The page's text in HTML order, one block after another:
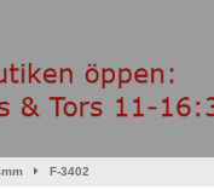
F-3402